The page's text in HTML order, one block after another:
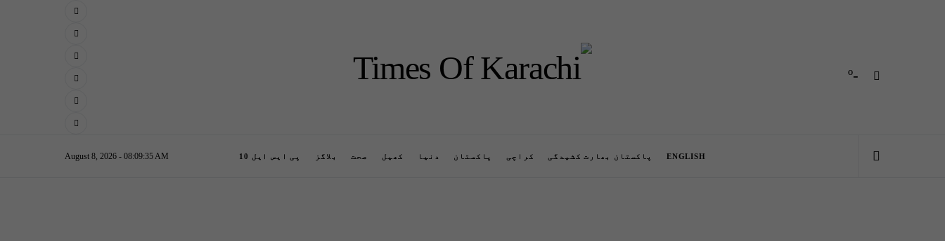
-º
ENGLISH پاکستان بھارت کشیدگی کراچی پاکستان دنیا کھیل صحت بلاگز پی ایس ایل 10 August 8, 2026 - 08:09:36 AM